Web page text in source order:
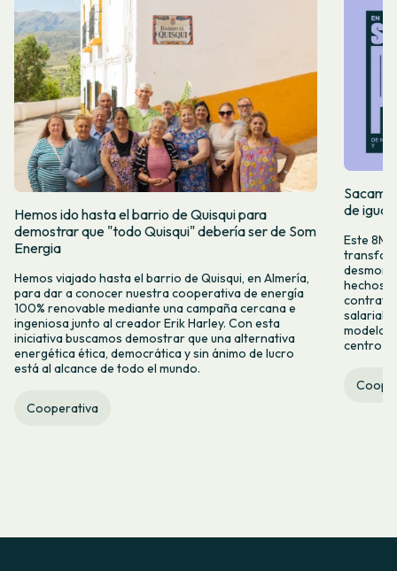
Hemos ido hasta el barrio de Quisqui para
demostrar que "todo Quisqui" debería ser de Som
Energia
Hemos viajado hasta el barrio de Quisqui, en Almería,
para dar a conocer nuestra cooperativa de energía
100% renovable mediante una campaña cercana e
ingeniosa junto al creador Erik Harley. Con esta
iniciativa buscamos demostrar que una alternativa
energética ética, democrática y sin ánimo de lucro
está al alcance de todo el mundo.
Cooperativa
de
Este 8M,
hechos y
salarial y
modelo
centro